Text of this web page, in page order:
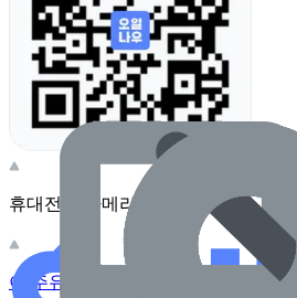
휴대전화 카메라로 찍어보세요
이 주유소의 사장님이신가요?